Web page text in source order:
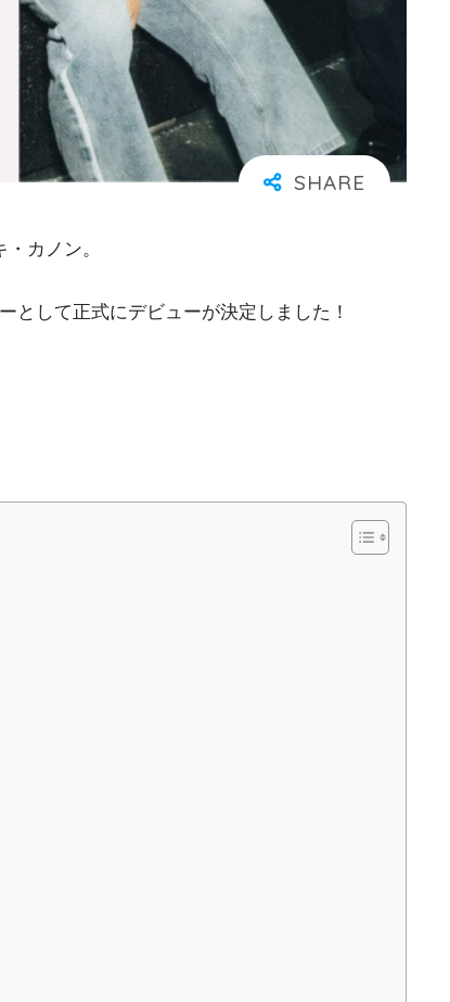
カノン。
として正式にデビューが決定しました！